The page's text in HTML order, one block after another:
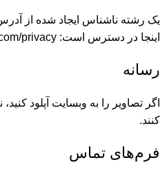
اینجا در دسترس است: https://automattic.com/privacy/. پس از تأیید نظر شما، تصویر نمایه شما در متن نظر شما قابل مشاهده است.
رسانه
کنند.
فرم‌های تماس